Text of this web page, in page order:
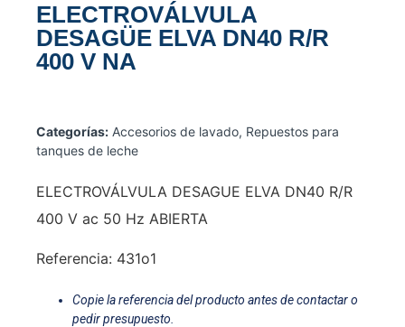
ELECTROVÁLVULA
DESAGÜE ELVA DN40 R/R
400 V NA
Categorías: Accesorios de lavado, Repuestos para
tanques de leche
ELECTROVÁLVULA DESAGUE ELVA DN40 R/R
400 V ac 50 Hz ABIERTA
Referencia: 431o1
Copie la referencia del producto antes de contactar o
pedir presupuesto.